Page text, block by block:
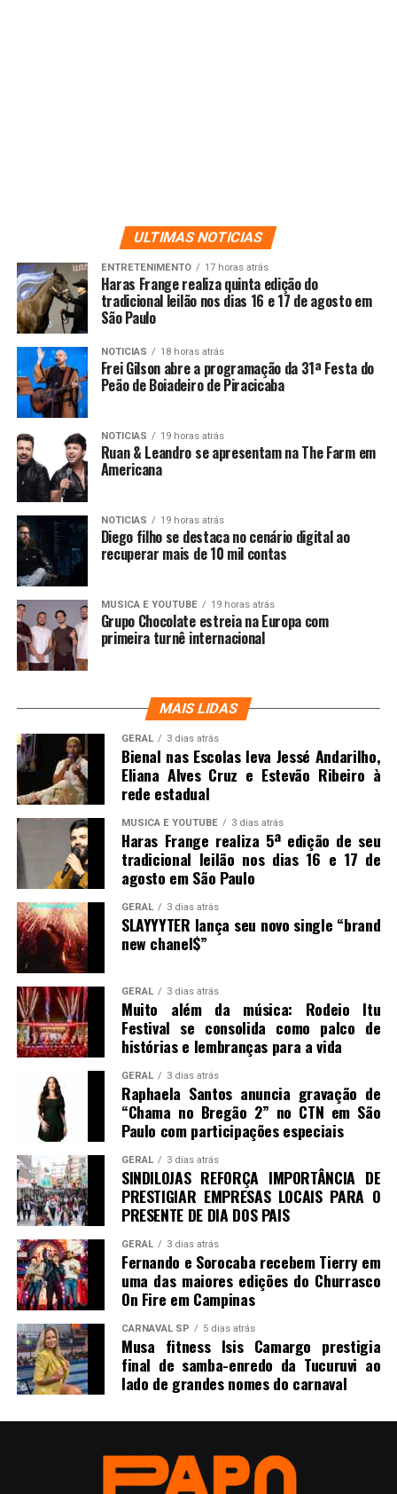
ULTIMAS NOTICIAS
ENTRETENIMENTO 17 horas atrás
Haras Frange realiza quinta edição do
tradicional leilão nos dias 16 e 17 de agosto em
São Paulo
NOTICIAS 18 horas atrás
Frei Gilson abre a programação da 31ª Festa do
Peão de Boiadeiro de Piracicaba
NOTICIAS 19 horas atrás
Ruan & Leandro se apresentam na The Farm em
Americana
NOTICIAS 19 horas atrás
Diego filho se destaca no cenário digital ao
recuperar mais de 10 mil contas
MUSICA E YOUTUBE 19 horas atrás
Grupo Chocolate estreia na Europa com
primeira turnê internacional
MAIS LIDAS
GERAL 3 dias atrás
Bienal nas Escolas leva Jessé Andarilho,
Eliana Alves Cruz e Estevão Ribeiro à
rede estadual
MUSICA E YOUTUBE 3 dias atrás
Haras Frange realiza 5ª edição de seu
tradicional leilão nos dias 16 e 17 de
agosto em São Paulo
GERAL 3 dias atrás
SLAYYYTER lança seu novo single “brand
new chanel$”
GERAL 3 dias atrás
Muito além da música: Rodeio Itu
Festival se consolida como palco de
histórias e lembranças para a vida
GERAL 3 dias atrás
Raphaela Santos anuncia gravação de
“Chama no Bregão 2” no CTN em São
Paulo com participações especiais
GERAL 3 dias atrás
SINDILOJAS REFORÇA IMPORTÂNCIA DE
PRESTIGIAR EMPRESAS LOCAIS PARA O
PRESENTE DE DIA DOS PAIS
GERAL 3 dias atrás
Fernando e Sorocaba recebem Tierry em
uma das maiores edições do Churrasco
On Fire em Campinas
CARNAVAL SP 5 dias atrás
Musa fitness Isis Camargo prestigia
final de samba-enredo da Tucuruvi ao
lado de grandes nomes do carnaval